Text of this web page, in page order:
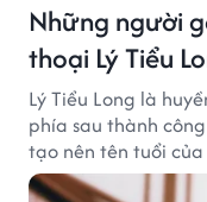
Những người
thoại Lý Tiểu
Lý Tiểu Long là
phía sau thành
tạo nên tên tuổi